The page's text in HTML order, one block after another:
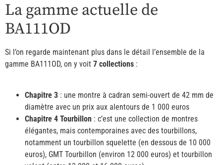
La gamme actuelle de
BA111OD
Si l’on regarde maintenant plus dans le détail l’ensemble de la
gamme BA111OD, on y voit 7 collections :
Chapitre 3 : une montre à cadran semi-ouvert de 42 mm de
diamètre avec un prix aux alentours de 1 000 euros
Chapitre 4 Tourbillon : c’est une collection de montres
élégantes, mais contemporaines avec des tourbillons,
notamment un tourbillon squelette (en dessous de 10 000
euros), GMT Tourbillon (environ 12 000 euros) et tourbillon